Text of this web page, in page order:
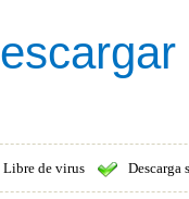
Libre de virus Descarga